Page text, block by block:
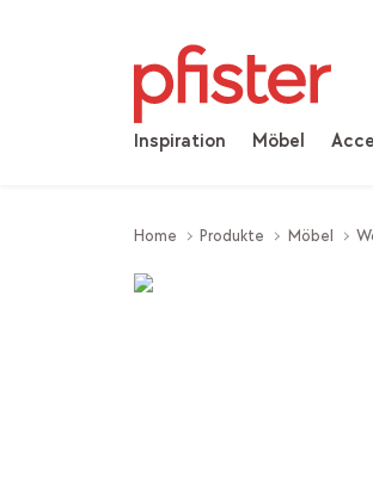
Inspiration Möbel
Home Produkte Möbel